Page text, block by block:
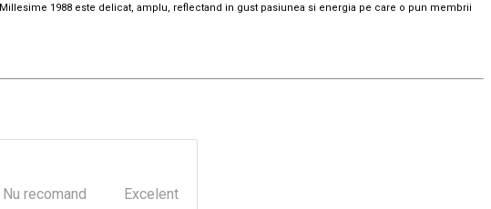
1988 este delicat, amplu, reflectand in gust pasiunea si energia pe care o pun membrii
Nu recomand Excelent